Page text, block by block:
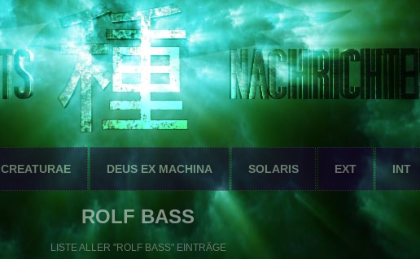
CREATURAE DEUS EX MACHINA SOLARIS EXT INT
ROLF BASS
LISTE ALLER "ROLF BASS" EINTRÄGE